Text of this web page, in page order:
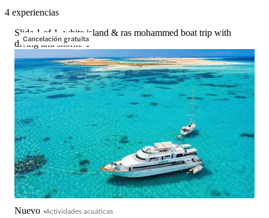
4 experiencias
Cancelación gratuita
Slide 1 of 1, white island & ras mohammed boat trip with
diving and snorke-1
Nuevo Actividades acuáticas